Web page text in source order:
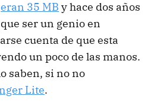
eran 35 MB y hace dos años
ser un genio en
cuenta de que esta
un poco de las manos.
saben, si no no
Lite.